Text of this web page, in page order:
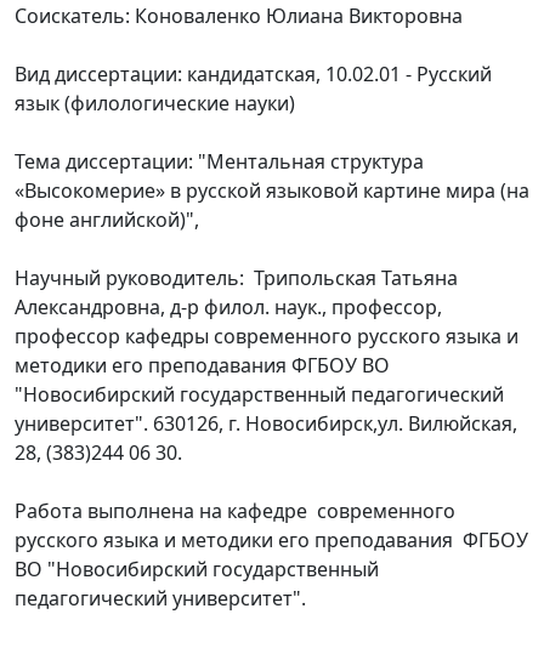
Соискатель: Коноваленко Юлиана Викторовна
Вид диссертации: кандидатская, 10.02.01 - Русский
язык (филологические науки)
Тема диссертации: "Ментальная структура
«Высокомерие» в русской языковой картине мира (на
фоне английской)",
Научный руководитель: Трипольская Татьяна
Александровна, д-р филол. наук., профессор,
профессор кафедры современного русского языка и
методики его преподавания ФГБОУ ВО
"Новосибирский государственный педагогический
университет". 630126, г. Новосибирск,ул. Вилюйская,
28, (383)244 06 30.
Работа выполнена на кафедре современного
русского языка и методики его преподавания ФГБОУ
ВО "Новосибирский государственный
педагогический университет".